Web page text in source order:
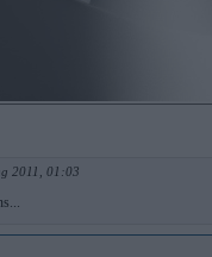
2011, 01:03